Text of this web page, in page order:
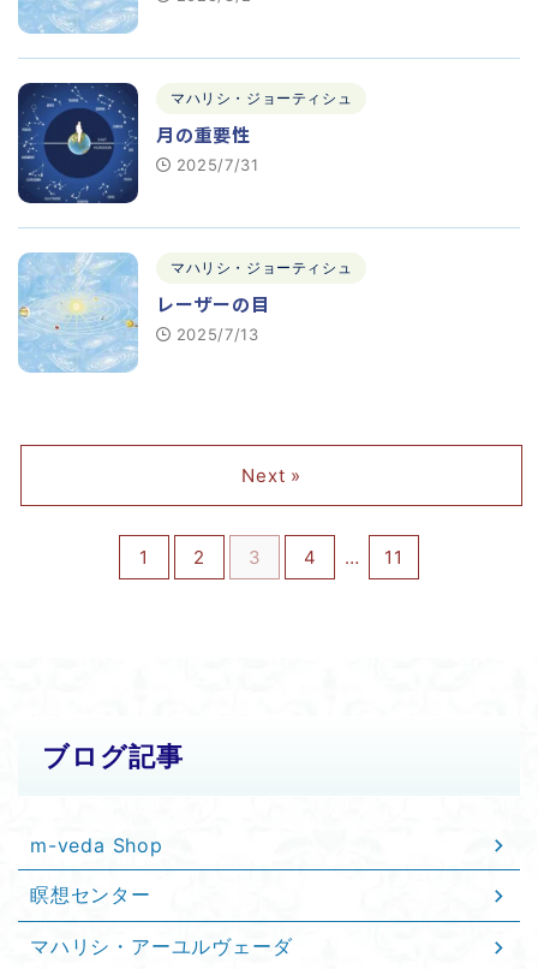
マハリシ・ジョーティシュ
月の重要性
2025/7/31
マハリシ・ジョーティシュ
レーザーの目
2025/7/13
1 2 3 4 … 11
Next »
ブログ記事
m-veda Shop
瞑想センター
マハリシ・アーユルヴェーダ